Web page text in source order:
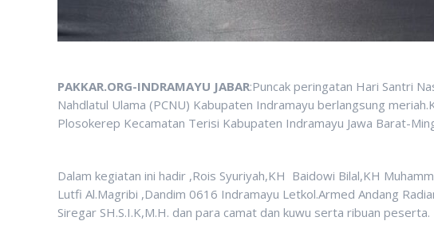
PAKKAR.ORG-INDRAMAYU JABAR:Puncak peringatan Hari Santri
Nahdlatul Ulama (PCNU) Kabupaten Indramayu berlangsung
Plosokerep Kecamatan Terisi Kabupaten Indramayu Jawa Barat-
Dalam kegiatan ini hadir ,Rois Syuriyah,KH Baidowi Bilal,KH
Lutfi Al.Magribi ,Dandim 0616 Indramayu Letkol.Armed Andang
Siregar SH.S.I.K,M.H. dan para camat dan kuwu serta ribuan peserta.